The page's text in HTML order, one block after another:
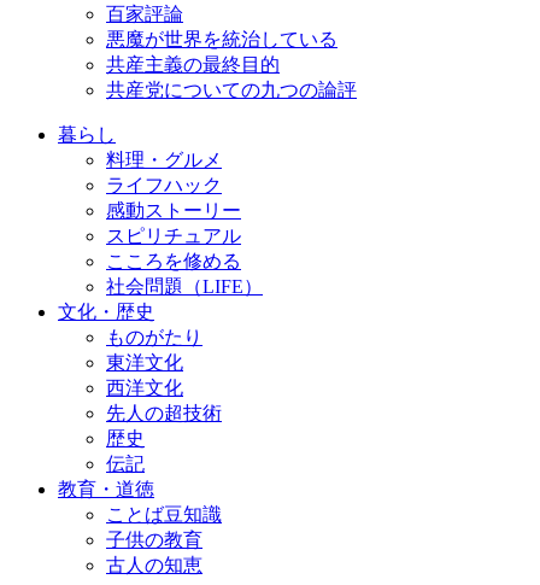
百家評論
悪魔が世界を統治している
共産主義の最終目的
共産党についての九つの論評
暮らし
料理・グルメ
ライフハック
感動ストーリー
スピリチュアル
こころを修める
社会問題（LIFE）
文化・歴史
ものがたり
東洋文化
西洋文化
先人の超技術
歴史
伝記
教育・道徳
ことば豆知識
子供の教育
古人の知恵